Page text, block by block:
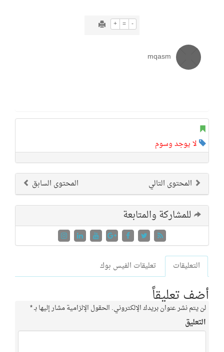
+ = -
mqasm
لا يوجد وسوم
المحتوى السابق المحتوى التالي
للمشاركة والمتابعة
التعليقات تعليقات الفيس بوك
أضف تعليقاً
لن يتم نشر عنوان بريدك الإلكتروني. الحقول الإلزامية مشار إليها بـ*
التعليق